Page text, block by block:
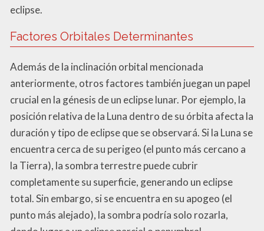
eclipse.
Factores Orbitales Determinantes
Además de la inclinación orbital mencionada
anteriormente, otros factores también juegan un papel
crucial en la génesis de un eclipse lunar. Por ejemplo, la
posición relativa de la Luna dentro de su órbita afecta la
duración y tipo de eclipse que se observará. Si la Luna se
encuentra cerca de su perigeo (el punto más cercano a
la Tierra), la sombra terrestre puede cubrir
completamente su superficie, generando un eclipse
total. Sin embargo, si se encuentra en su apogeo (el
punto más alejado), la sombra podría solo rozarla,